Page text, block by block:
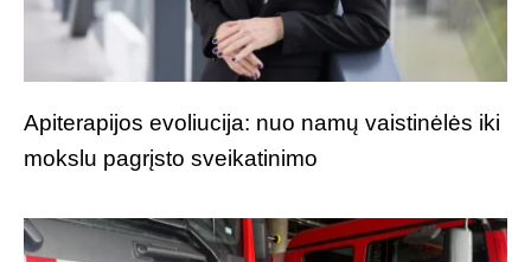
Apiterapijos evoliucija: nuo namų vaistinėlės iki
mokslu pagrįsto sveikatinimo